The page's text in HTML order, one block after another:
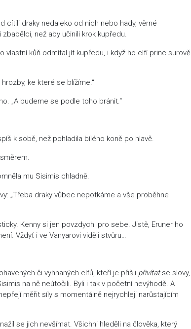
cítili draky nedaleko od nich nebo hady, věrné
než aby učinili krok kupředu.
vlastní kůň odmítal jít kupředu, i když ho elfí princ surově
ke které se blížíme.“
„A budeme se podle toho bránit.“
k sobě, než pohladila bílého koně po hlavě.
mu Sisimis chladně.
„Třeba draky vůbec nepotkáme a vše proběhne
Kenny si jen povzdychl pro sebe. Jistě, Eruner ho
Vždyť i ve Vanyarovi viděli stvůru…
či vyhnaných elfů, kteří je přišli přivítatse slovy,
na ně neútočili. Byli i tak v početní nevýhodě. A
měřit síly s momentálně nejrychleji narůstajícím
se jich nevšímat. Všichni hleděli na člověka, který